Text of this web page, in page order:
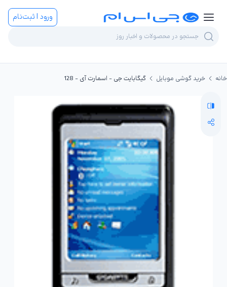
ورود | ثبت‌نام
خانه خرید گوشی موبایل گیگابایت جی - اسمارت آی - 128